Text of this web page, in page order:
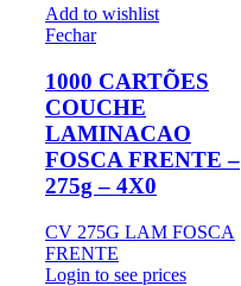
Add to wishlist
Fechar
1000 CARTÕES
COUCHE
LAMINACAO
FOSCA FRENTE –
275g – 4X0
CV 275G LAM FOSCA
FRENTE
Login to see prices